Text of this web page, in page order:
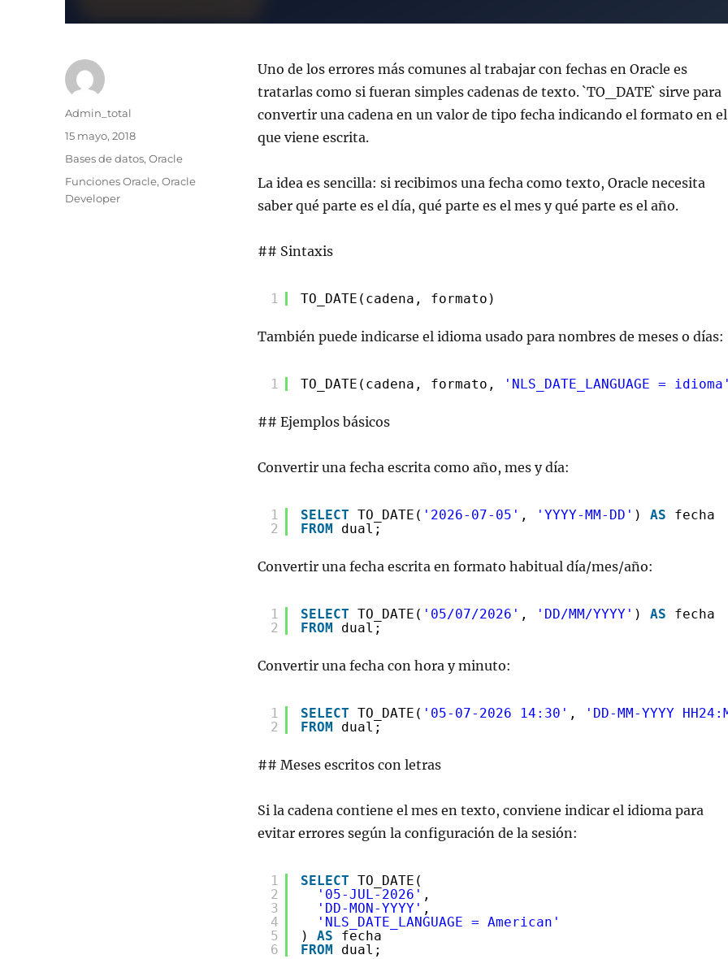
Uno de los errores más comunes al trabajar con fechas en Oracle es
tratarlas como si fueran simples cadenas de texto. `TO_DATE` sirve para
convertir una cadena en un valor de tipo fecha indicando el formato en el
que viene escrita.
La idea es sencilla: si recibimos una fecha como texto, Oracle necesita
saber qué parte es el día, qué parte es el mes y qué parte es el año.
## Sintaxis
1 TO_DATE(cadena, formato)
También puede indicarse el idioma usado para nombres de meses o días:
1 TO_DATE(cadena, formato, 'NLS_DATE_LANGUAGE = idioma'
## Ejemplos básicos
Convertir una fecha escrita como año, mes y día:
1
2
SELECT TO_DATE( '2026-07-05' , 'YYYY-MM-DD' ) AS
fecha
FROM
dual;
Convertir una fecha escrita en formato habitual día/mes/año:
1
2
SELECT TO_DATE( '05/07/2026' , 'DD/MM/YYYY' ) AS
fecha
FROM
dual;
Convertir una fecha con hora y minuto:
1
2
SELECT TO_DATE( '05-07-2026 14:30' , 'DD-MM-YYYY
FROM
dual;
## Meses escritos con letras
Si la cadena contiene el mes en texto, conviene indicar el idioma para
evitar errores según la configuración de la sesión:
1
2
3
4
5
6
SELECT TO_DATE(
'05-JUL-2026' ,
'DD-MON-YYYY' ,
'NLS_DATE_LANGUAGE = American'
) AS
fecha
FROM
dual;
Autor
Admin_total
Publicado
15 mayo, 2018
Categorías
Bases de datos,Oracle
Etiquetas
Funciones Oracle,Oracle
Developer